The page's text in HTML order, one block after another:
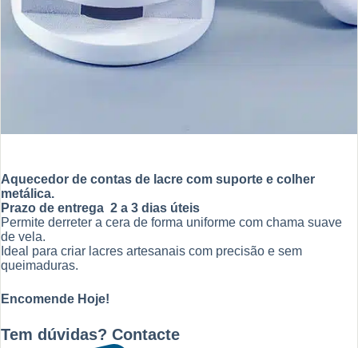
Aquecedor de contas de lacre com suporte e colher
metálica.
Prazo de entrega 2 a 3 dias úteis
Permite derreter a cera de forma uniforme com chama suave
de vela.
Ideal para criar lacres artesanais com precisão e sem
queimaduras.
Encomende Hoje!
Tem dúvidas? Contacte